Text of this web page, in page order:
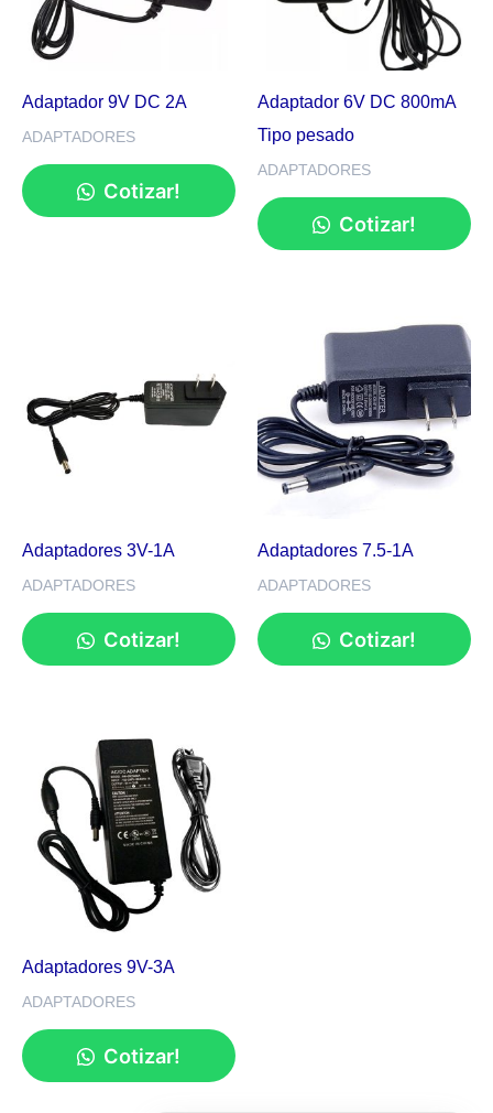
Adaptador 9V DC 2A
ADAPTADORES
Cotizar!
Adaptador 6V DC 800mA
Tipo pesado
ADAPTADORES
Cotizar!
Adaptadores 3V-1A
ADAPTADORES
Cotizar!
Adaptadores 7.5-1A
ADAPTADORES
Cotizar!
Adaptadores 9V-3A
ADAPTADORES
Cotizar!